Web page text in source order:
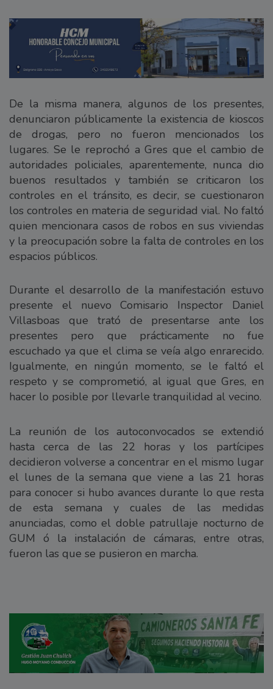
De la misma manera, algunos de los presentes,
denunciaron públicamente la existencia de kioscos
de drogas, pero no fueron mencionados los
lugares. Se le reprochó a Gres que el cambio de
autoridades policiales, aparentemente, nunca dio
buenos resultados y también se criticaron los
controles en el tránsito, es decir, se cuestionaron
los controles en materia de seguridad vial. No faltó
quien mencionara casos de robos en sus viviendas
y la preocupación sobre la falta de controles en los
espacios públicos.
Durante el desarrollo de la manifestación estuvo
presente el nuevo Comisario Inspector Daniel
Villasboas que trató de presentarse ante los
presentes pero que prácticamente no fue
escuchado ya que el clima se veía algo enrarecido.
Igualmente, en ningún momento, se le faltó el
respeto y se comprometió, al igual que Gres, en
hacer lo posible por llevarle tranquilidad al vecino.
La reunión de los autoconvocados se extendió
hasta cerca de las 22 horas y los partícipes
decidieron volverse a concentrar en el mismo lugar
el lunes de la semana que viene a las 21 horas
para conocer si hubo avances durante lo que resta
de esta semana y cuales de las medidas
anunciadas, como el doble patrullaje nocturno de
GUM ó la instalación de cámaras, entre otras,
fueron las que se pusieron en marcha.